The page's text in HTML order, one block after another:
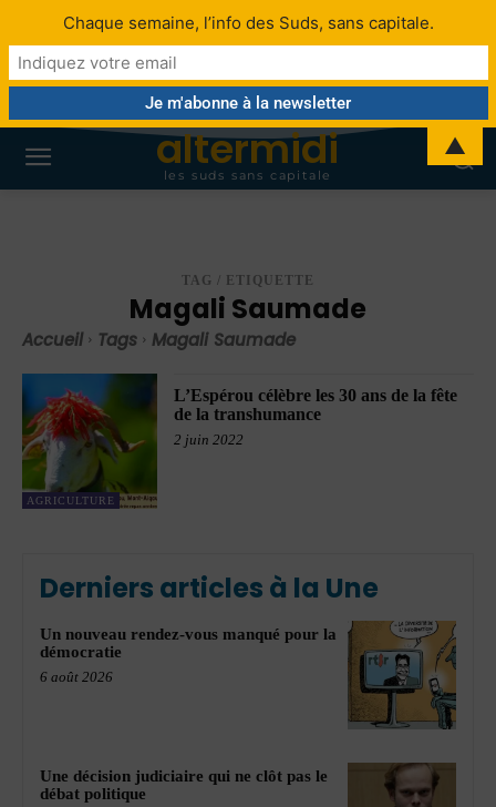
altermidi
les suds sans capitale
TAG / ETIQUETTE
Magali Saumade
Accueil Tags Magali Saumade
AGRICULTURE
L’Espérou célèbre les 30 ans de la fête
de la transhumance
2 juin 2022
Derniers articles à la Une
Un nouveau rendez-vous manqué pour la
démocratie
6 août 2026
Une décision judiciaire qui ne clôt pas le
débat politique
Chaque semaine, l’info des Suds, sans capitale.
▲